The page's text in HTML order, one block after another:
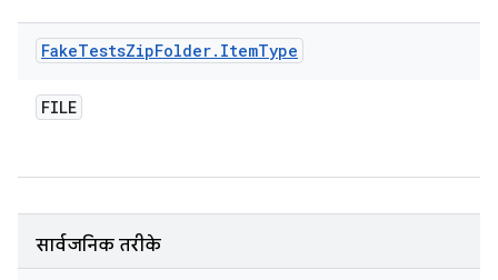
FakeTestsZipFolder. ItemType
FILE
सार्वजनिक तरीके